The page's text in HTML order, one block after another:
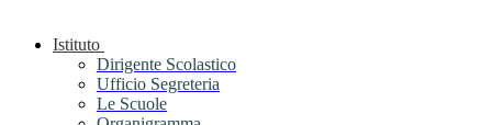
Istituto
Dirigente Scolastico
Ufficio Segreteria
Le Scuole